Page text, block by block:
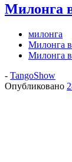
Милонга
милонга
Милонга в
Милонга
- TangoShow
Опубликовано